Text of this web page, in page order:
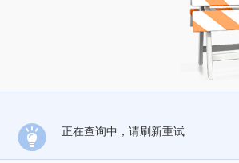
正在查询中，请刷新重试